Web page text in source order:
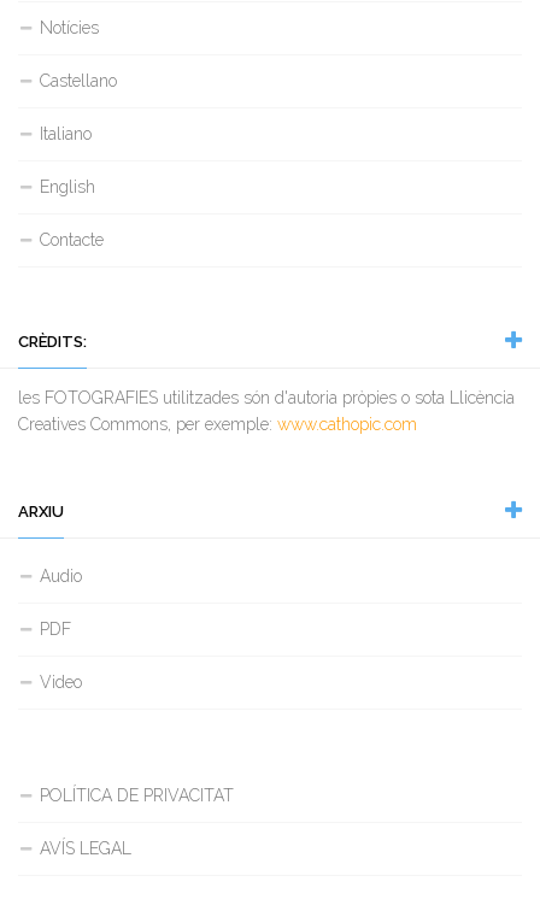
Notícies
Castellano
Italiano
English
Contacte
CRÈDITS:
les FOTOGRAFIES utilitzades són d'autoria pròpies o sota Llicència
Creatives Commons, per exemple: www.cathopic.com
ARXIU
Audio
PDF
Video
POLÍTICA DE PRIVACITAT
AVÍS LEGAL